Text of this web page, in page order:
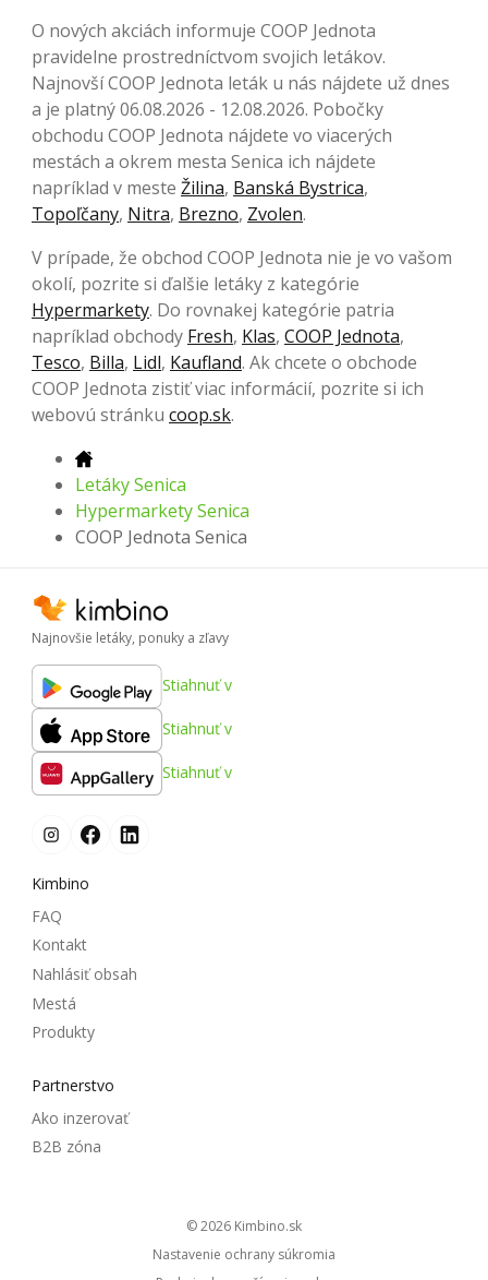
O nových akciách informuje COOP Jednota
pravidelne prostredníctvom svojich letákov.
Najnovší COOP Jednota leták u nás nájdete už dnes
a je platný 06.08.2026 - 12.08.2026. Pobočky
obchodu COOP Jednota nájdete vo viacerých
mestách a okrem mesta Senica ich nájdete
napríklad v meste Žilina, Banská Bystrica,
Topoľčany, Nitra, Brezno, Zvolen.
V prípade, že obchod COOP Jednota nie je vo vašom
okolí, pozrite si ďalšie letáky z kategórie
Hypermarkety. Do rovnakej kategórie patria
napríklad obchody Fresh, Klas, COOP Jednota,
Tesco, Billa, Lidl, Kaufland. Ak chcete o obchode
COOP Jednota zistiť viac informácií, pozrite si ich
webovú stránku coop.sk.
Letáky Senica
Hypermarkety Senica
COOP Jednota Senica
Najnovšie letáky, ponuky a zľavy
Stiahnuť v
Stiahnuť v
Stiahnuť v
Kimbino
FAQ
Kontakt
Nahlásiť obsah
Mestá
Produkty
Partnerstvo
Ako inzerovať
B2B zóna
© 2026
kimbino.sk
Nastavenie ochrany súkromia